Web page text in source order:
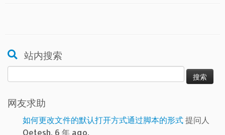
站内搜索
索：
网友求助
如何更改文件的默认打开方式通过脚本的形式提问人
Qetesh, 6 年 ago.